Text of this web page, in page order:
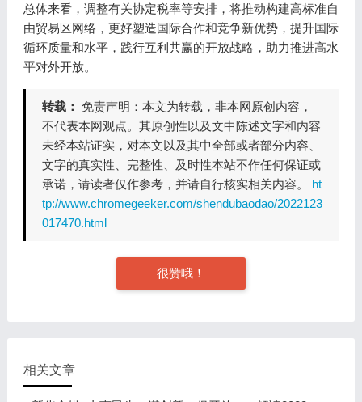
总体来看，调整有关协定税率等安排，将推动构建高标准自
由贸易区网络，更好塑造国际合作和竞争新优势，提升国际
循环质量和水平，践行互利共赢的开放战略，助力推进高水
平对外开放。
转载： 免责声明：本文为转载，非本网原创内容，
不代表本网观点。其原创性以及文中陈述文字和内容
未经本站证实，对本文以及其中全部或者部分内容、
文字的真实性、完整性、及时性本站不作任何保证或
承诺，请读者仅作参考，并请自行核实相关内容。 ht
tp://www.chromegeeker.com/shendubaodao/2022123
017470.html
很赞哦！
相关文章